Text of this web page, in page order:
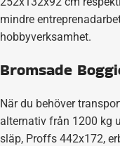
mindre
hobbyverksamhet.
Bromsade
När du behöver
alternativ från 1200 kg
släp, Proffs 442x172,